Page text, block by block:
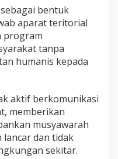
bentuk
aparat teritorial
program
tanpa
humanis kepada
aktif berkomunikasi
memberikan
musyawarah
dan tidak
sekitar.